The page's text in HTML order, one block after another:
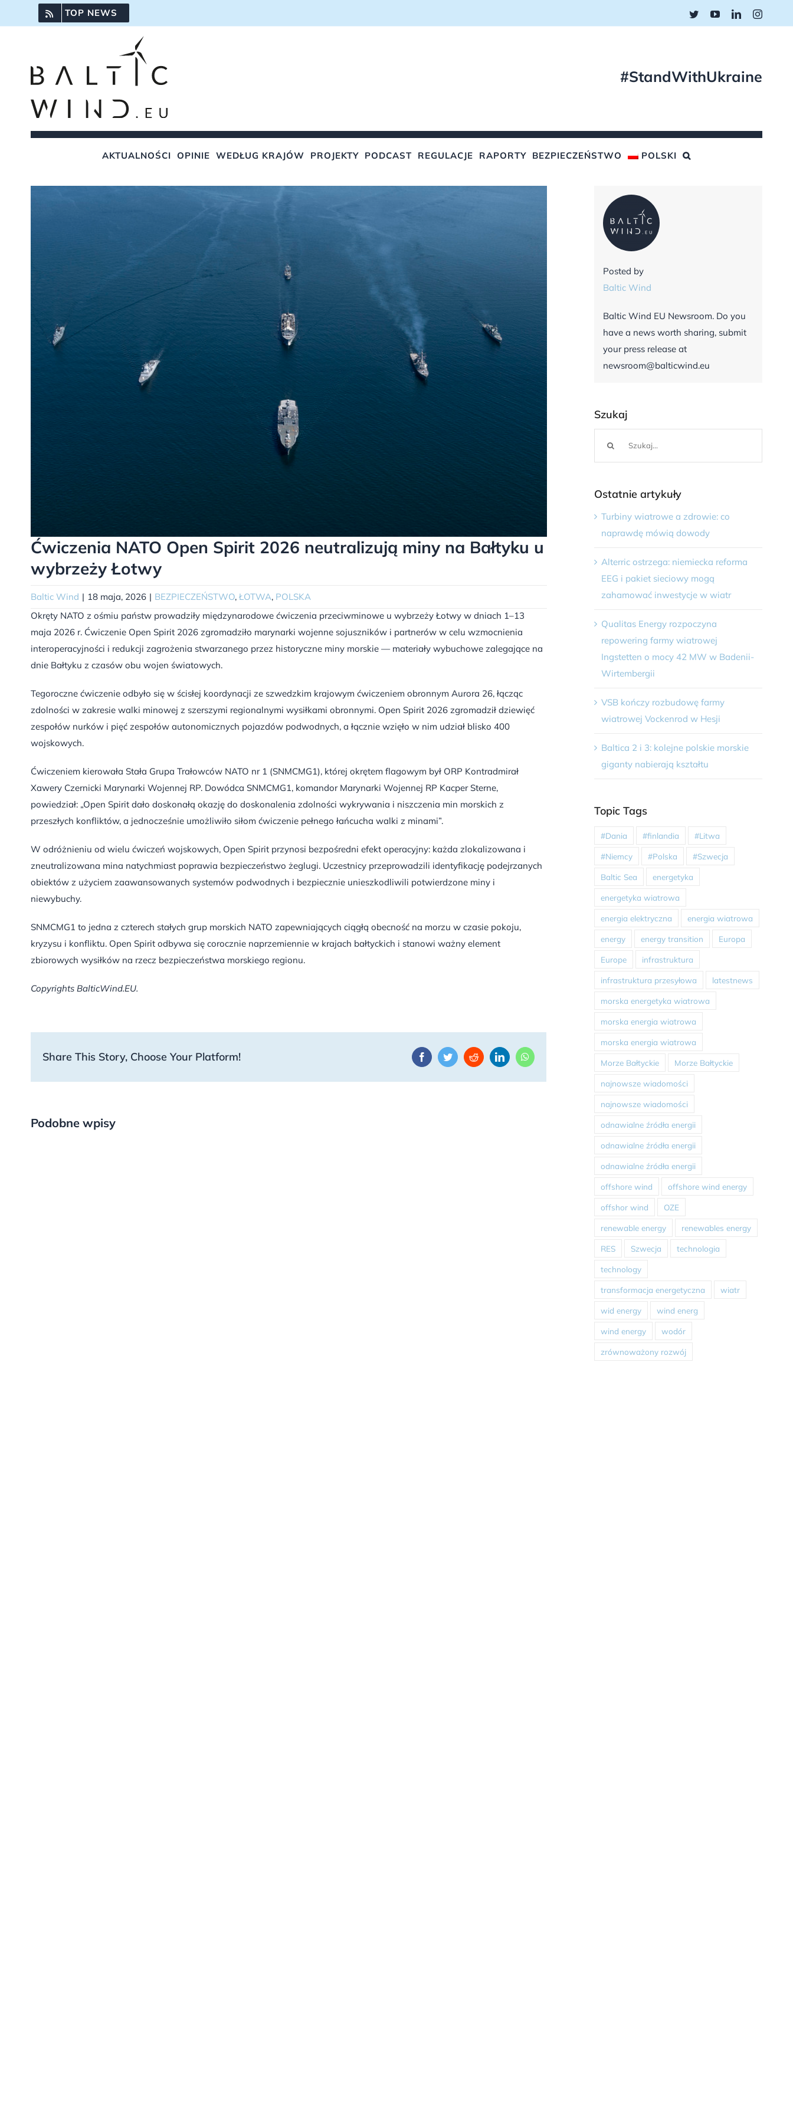
do
TOP NEWS TwitterYouTubeLinkedIn
#StandWithUkraine
AKTUALNOŚCI OPINIE WEDŁUG KRAJÓW PROJEKTY PODCAST REGULACJE RAPORTY BEZPIECZEŃSTWO POLSKI
Ćwiczenia NATO Open Spirit 2026 neutralizują miny na Bałtyku u
wybrzeży Łotwy
Baltic Wind | 18 maja, 2026 | BEZPIECZEŃSTWO, ŁOTWA, POLSKA
Okręty NATO z ośmiu państw prowadziły międzynarodowe ćwiczenia przeciwminowe u wybrzeży Łotwy w dniach 1–13
maja 2026 r. Ćwiczenie Open Spirit 2026 zgromadziło marynarki wojenne sojuszników i partnerów w celu wzmocnienia
interoperacyjności i redukcji zagrożenia stwarzanego przez historyczne miny morskie — materiały wybuchowe zalegające na
dnie Bałtyku z czasów obu wojen światowych.
Tegoroczne ćwiczenie odbyło się w ścisłej koordynacji ze szwedzkim krajowym ćwiczeniem obronnym Aurora 26, łącząc
zdolności w zakresie walki minowej z szerszymi regionalnymi wysiłkami obronnymi. Open Spirit 2026 zgromadził dziewięć
zespołów nurków i pięć zespołów autonomicznych pojazdów podwodnych, a łącznie wzięło w nim udział blisko 400
wojskowych.
Ćwiczeniem kierowała Stała Grupa Trałowców NATO nr 1 (SNMCMG1), której okrętem flagowym był ORP Kontradmirał
Xawery Czernicki Marynarki Wojennej RP. Dowódca SNMCMG1, komandor Marynarki Wojennej RP Kacper Sterne,
powiedział: „Open Spirit dało doskonałą okazję do doskonalenia zdolności wykrywania i niszczenia min morskich z
przeszłych konfliktów, a jednocześnie umożliwiło siłom ćwiczenie pełnego łańcucha walki z minami”.
W odróżnieniu od wielu ćwiczeń wojskowych, Open Spirit przynosi bezpośredni efekt operacyjny: każda zlokalizowana i
zneutralizowana mina natychmiast poprawia bezpieczeństwo żeglugi. Uczestnicy przeprowadzili identyfikację podejrzanych
obiektów z użyciem zaawansowanych systemów podwodnych i bezpiecznie unieszkodliwili potwierdzone miny i
niewybuchy.
SNMCMG1 to jedna z czterech stałych grup morskich NATO zapewniających ciągłą obecność na morzu w czasie pokoju,
kryzysu i konfliktu. Open Spirit odbywa się corocznie naprzemiennie w krajach bałtyckich i stanowi ważny element
zbiorowych wysiłków na rzecz bezpieczeństwa morskiego regionu.
Copyrights BalticWind.EU.
Share This Story, Choose Your Platform! FacebookTwitterRedditLinkedInWhatsApp
Podobne wpisy
Posted by
Baltic Wind
Baltic Wind EU Newsroom. Do you
have a news worth sharing, submit
your press release at
newsroom@balticwind.eu
Szukaj
Ostatnie artykuły
Turbiny wiatrowe a zdrowie: co
naprawdę mówią dowody
Alterric ostrzega: niemiecka reforma
EEG i pakiet sieciowy mogą
zahamować inwestycje w wiatr
Qualitas Energy rozpoczyna
repowering farmy wiatrowej
Ingstetten o mocy 42 MW w Badenii-
Wirtembergii
VSB kończy rozbudowę farmy
wiatrowej Vockenrod w Hesji
Baltica 2 i 3: kolejne polskie morskie
giganty nabierają kształtu
Topic Tags
#Dania #finlandia #Litwa
#Niemcy #Polska #Szwecja
Baltic Sea energetyka
energetyka wiatrowa
energia elektryczna energia wiatrowa
energy energy transition Europa
Europe infrastruktura
infrastruktura przesyłowa latestnews
morska energetyka wiatrowa
morska energia wiatrowa
morska energia wiatrowa
Morze Bałtyckie Morze Bałtyckie
najnowsze wiadomości
najnowsze wiadomości
odnawialne źródła energii
odnawialne źródła energii
odnawialne źródła energii
offshore wind offshore wind energy
offshor wind OZE
renewable energy renewables energy
RES Szwecja technologia
technology
transformacja energetyczna wiatr
wid energy wind energ
wind energy wodór
zrównoważony rozwój